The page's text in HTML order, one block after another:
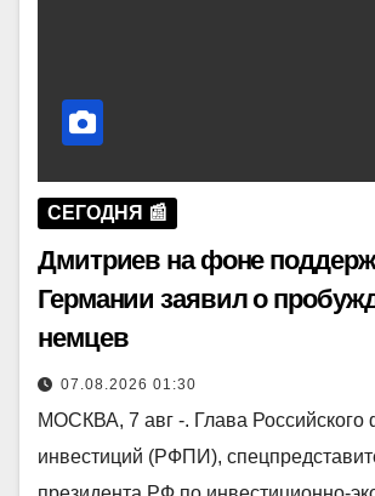
СЕГОДНЯ 📰
Дмитриев на фоне
Германии заявил о
немцев
07.08.2026 01:30
МОСКВА, 7 авг -. Глава
инвестиций (РФПИ),